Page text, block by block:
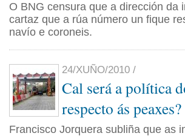
O BNG censura que a dirección da
cartaz que a rúa número un fique
navío e coroneis.
24/XUÑO/2010 /
Cal será a política
respecto ás peaxes?
Francisco Jorquera subliña que as